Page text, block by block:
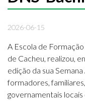
2026-06-15
A Escola de
de Cacheu, realizou,
edição da sua
formadores,
governamentais